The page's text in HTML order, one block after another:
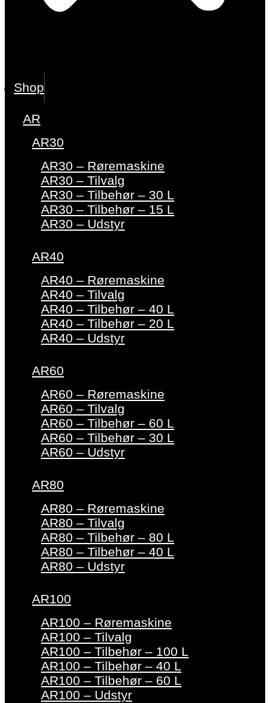
Shop
AR
AR30
AR30 – Røremaskine
AR30 – Tilvalg
AR30 – Tilbehør – 30 L
AR30 – Tilbehør – 15 L
AR30 – Udstyr
AR40
AR40 – Røremaskine
AR40 – Tilvalg
AR40 – Tilbehør – 40 L
AR40 – Tilbehør – 20 L
AR40 – Udstyr
AR60
AR60 – Røremaskine
AR60 – Tilvalg
AR60 – Tilbehør – 60 L
AR60 – Tilbehør – 30 L
AR60 – Udstyr
AR80
AR80 – Røremaskine
AR80 – Tilvalg
AR80 – Tilbehør – 80 L
AR80 – Tilbehør – 40 L
AR80 – Udstyr
AR100
AR100 – Røremaskine
AR100 – Tilvalg
AR100 – Tilbehør – 100 L
AR100 – Tilbehør – 40 L
AR100 – Tilbehør – 60 L
AR100 – Udstyr